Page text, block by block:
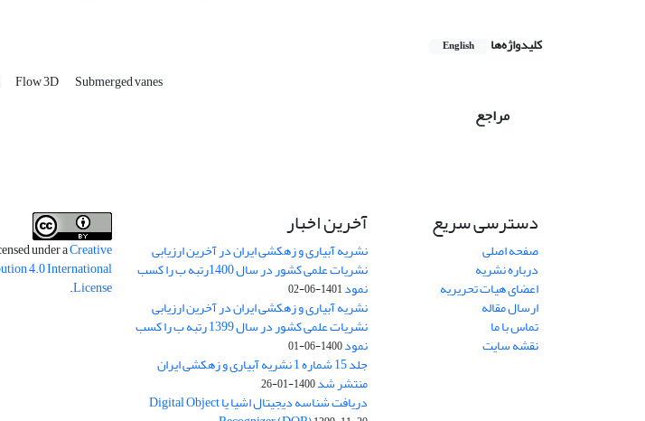
کلیدواژه‌ها English
Flow 3D Submerged vanes
مراجع
دسترسی سریع
صفحه اصلی
درباره نشریه
اعضای هیات تحریریه
ارسال مقاله
تماس با ما
نقشه سایت
آخرین اخبار
نشریه آبیاری و زهکشی ایران در آخرین ارزیابی
نشریات علمی کشور در سال 1400رتبه ب را کسب
نمود1401-06-02
نشریه آبیاری و زهکشی ایران در آخرین ارزیابی
نشریات علمی کشور در سال 1399 رتبه ب را کسب
نمود1400-06-01
جلد 15 شماره 1 نشریه آبیاری و زهکشی ایران
منتشر شد1400-01-26
دریافت شناسه دیجیتال اشیا یا Digital Object
under aCreative
4.0 International
License
.